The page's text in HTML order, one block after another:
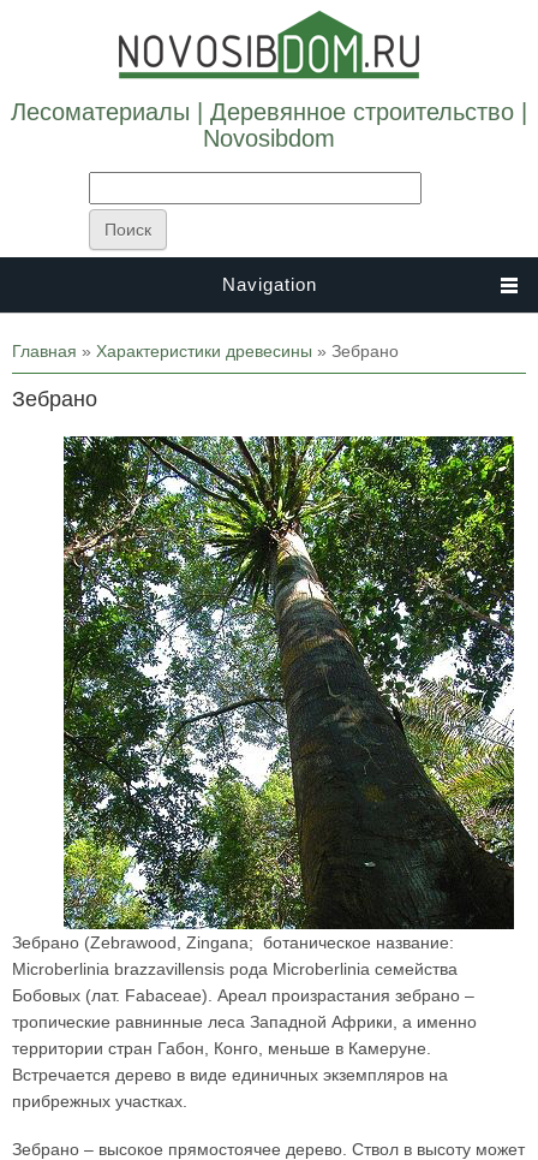
Лесоматериалы | Деревянное строительство |
Novosibdom
Navigation
Вы здесь
Главная » Характеристики древесины » Зебрано
Зебрано
Зебрано (Zebrawood, Zingana; ботаническое название:
Microberlinia brazzavillensis рода Microberlinia семейства
Бобовых (лат. Fabaceae). Ареал произрастания зебрано –
тропические равнинные леса Западной Африки, а именно
территории стран Габон, Конго, меньше в Камеруне.
Встречается дерево в виде единичных экземпляров на
прибрежных участках.
Зебрано – высокое прямостоячее дерево. Ствол в высоту может